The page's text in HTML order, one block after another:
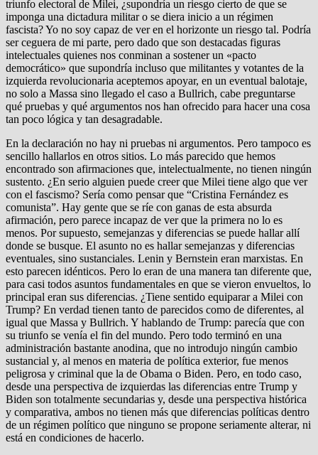
triunfo electoral de Milei, ¿supondría un riesgo cierto de que se
imponga una dictadura militar o se diera inicio a un régimen
fascista? Yo no soy capaz de ver en el horizonte un riesgo tal. Podría
ser ceguera de mi parte, pero dado que son destacadas figuras
intelectuales quienes nos conminan a sostener un «pacto
democrático» que supondría incluso que militantes y votantes de la
izquierda revolucionaria aceptemos apoyar, en un eventual balotaje,
no solo a Massa sino llegado el caso a Bullrich, cabe preguntarse
qué pruebas y qué argumentos nos han ofrecido para hacer una cosa
tan poco lógica y tan desagradable.
En la declaración no hay ni pruebas ni argumentos. Pero tampoco es
sencillo hallarlos en otros sitios. Lo más parecido que hemos
encontrado son afirmaciones que, intelectualmente, no tienen ningún
sustento. ¿En serio alguien puede creer que Milei tiene algo que ver
con el fascismo? Sería como pensar que “Cristina Fernández es
comunista”. Hay gente que se ríe con ganas de esta absurda
afirmación, pero parece incapaz de ver que la primera no lo es
menos. Por supuesto, semejanzas y diferencias se puede hallar allí
donde se busque. El asunto no es hallar semejanzas y diferencias
eventuales, sino sustanciales. Lenin y Bernstein eran marxistas. En
esto parecen idénticos. Pero lo eran de una manera tan diferente que,
para casi todos asuntos fundamentales en que se vieron envueltos, lo
principal eran sus diferencias. ¿Tiene sentido equiparar a Milei con
Trump? En verdad tienen tanto de parecidos como de diferentes, al
igual que Massa y Bullrich. Y hablando de Trump: parecía que con
su triunfo se venía el fin del mundo. Pero todo terminó en una
administración bastante anodina, que no introdujo ningún cambio
sustancial y, al menos en materia de política exterior, fue menos
peligrosa y criminal que la de Obama o Biden. Pero, en todo caso,
desde una perspectiva de izquierdas las diferencias entre Trump y
Biden son totalmente secundarias y, desde una perspectiva histórica
y comparativa, ambos no tienen más que diferencias políticas dentro
de un régimen político que ninguno se propone seriamente alterar, ni
está en condiciones de hacerlo.